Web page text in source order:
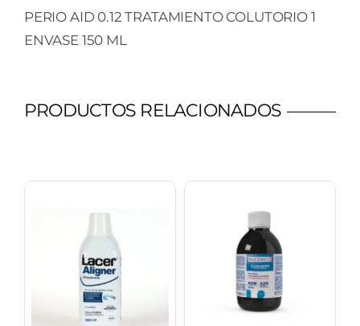
PERIO AID 0.12 TRATAMIENTO COLUTORIO 1
ENVASE 150 ML
PRODUCTOS RELACIONADOS